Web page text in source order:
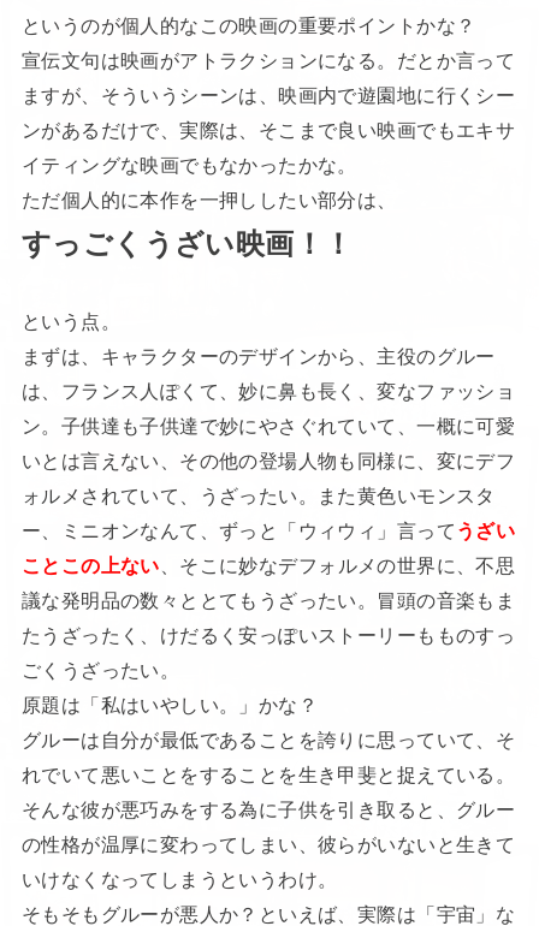
というのが個人的なこの映画の重要ポイントかな？
宣伝文句は映画がアトラクションになる。だとか言って
ますが、そういうシーンは、映画内で遊園地に行くシー
ンがあるだけで、実際は、そこまで良い映画でもエキサ
イティングな映画でもなかったかな。
ただ個人的に本作を一押ししたい部分は、
すっごくうざい映画！！
という点。
まずは、キャラクターのデザインから、主役のグルー
は、フランス人ぽくて、妙に鼻も長く、変なファッショ
ン。子供達も子供達で妙にやさぐれていて、一概に可愛
いとは言えない、その他の登場人物も同様に、変にデフ
ォルメされていて、うざったい。また黄色いモンスタ
ー、ミニオンなんて、ずっと「ウィウィ」言って うざい
ことこの上ない 、そこに妙なデフォルメの世界に、不思
議な発明品の数々ととてもうざったい。冒頭の音楽もま
たうざったく、けだるく安っぽいストーリーもものすっ
ごくうざったい。
原題は「私はいやしい。」かな？
グルーは自分が最低であることを誇りに思っていて、そ
れでいて悪いことをすることを生き甲斐と捉えている。
そんな彼が悪巧みをする為に子供を引き取ると、グルー
の性格が温厚に変わってしまい、彼らがいないと生きて
いけなくなってしまうというわけ。
そもそもグルーが悪人か？といえば、実際は「宇宙」な